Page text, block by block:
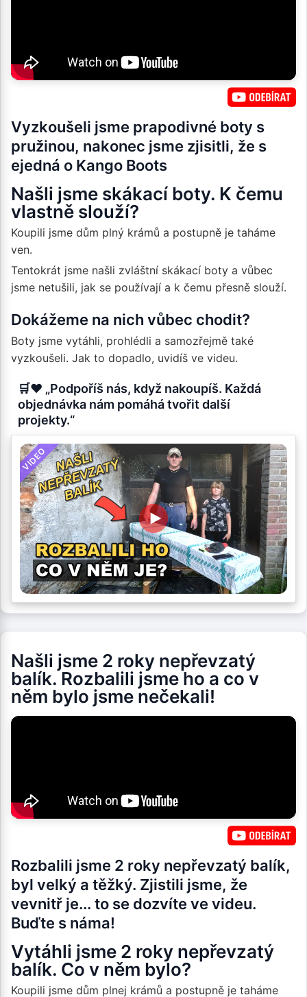
Vyzkoušeli jsme prapodivné boty s
pružinou, nakonec jsme zjisitli, že s
ejedná o Kango Boots
Našli jsme skákací boty. K čemu
vlastně slouží?
Koupili jsme dům plný krámů a postupně je taháme
ven.
Tentokrát jsme našli zvláštní skákací boty a vůbec
jsme netušili, jak se používají a k čemu přesně slouží.
Dokážeme na nich vůbec chodit?
Boty jsme vytáhli, prohlédli a samozřejmě také
vyzkoušeli. Jak to dopadlo, uvidíš ve videu.
🛒❤️ „Podpoříš nás, když nakoupíš. Každá
objednávka nám pomáhá tvořit další
projekty.“
VIDEO
Našli jsme 2 roky nepřevzatý
balík. Rozbalili jsme ho a co v
něm bylo jsme nečekali!
Rozbalili jsme 2 roky nepřevzatý balík,
byl velký a těžký. Zjistili jsme, že
vevnitř je... to se dozvíte ve videu.
Buďte s náma!
Vytáhli jsme 2 roky nepřevzatý
balík. Co v něm bylo?
Koupili jsme dům plnej krámů a postupně je taháme